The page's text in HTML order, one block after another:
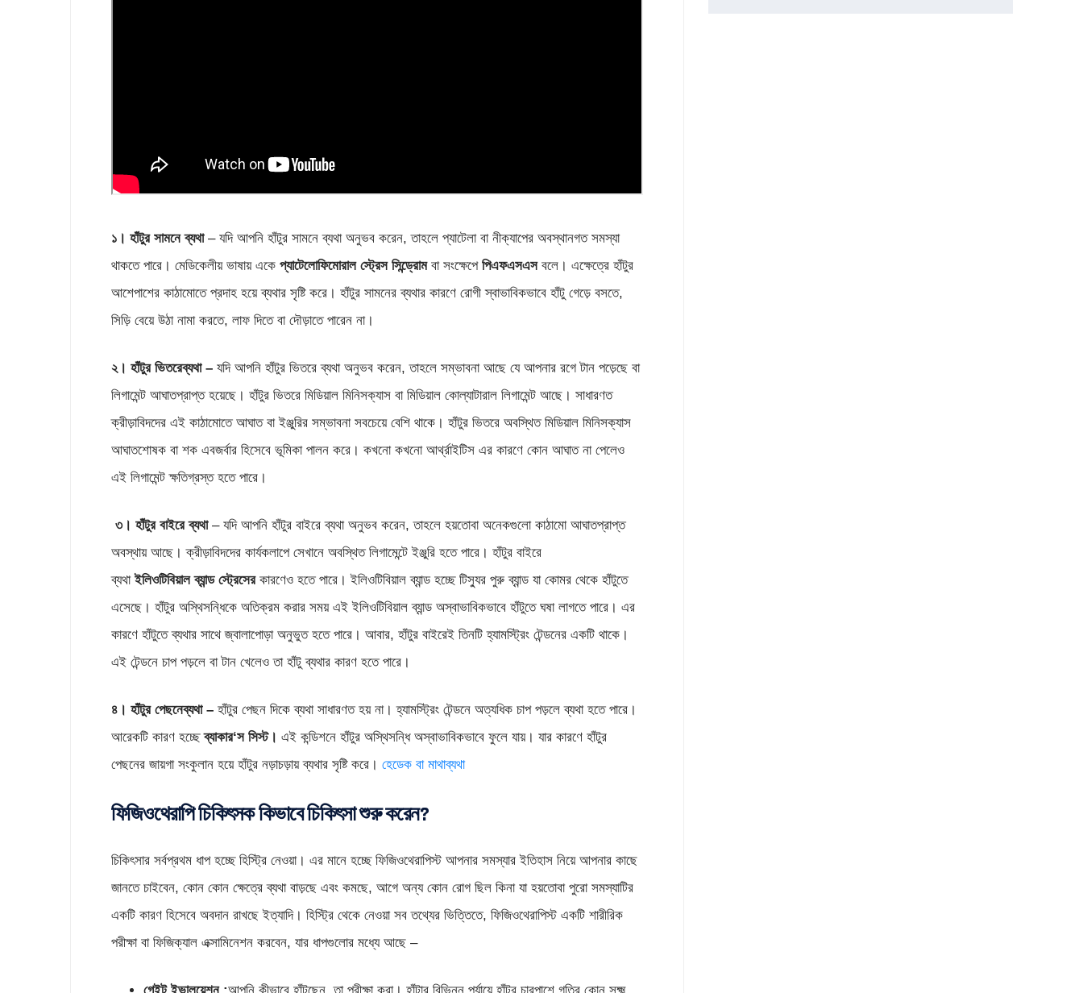
১। হাঁটুর সামনে ব্যথা– যদি আপনি হাঁটুর সামনে ব্যথা অনুভব করেন, তাহলে প্যাটেলা বা নীক্যাপের অবস্থানগত সমস্যা
থাকতে পারে। মেডিকেলীয় ভাষায় একে প্যাটেলোফিমোরাল স্ট্রেস সিন্ড্রোমবা সংক্ষেপে পিএফএসএসবলে। এক্ষেত্রে হাঁটুর
আশেপাশের কাঠামোতে প্রদাহ হয়ে ব্যথার সৃষ্টি করে। হাঁটুর সামনের ব্যথার কারণে রোগী স্বাভাবিকভাবে হাঁটু গেড়ে বসতে,
সিড়ি বেয়ে উঠা নামা করতে, লাফ দিতে বা দৌড়াতে পারেন না।
২। হাঁটুর ভিতরেব্যথা – যদি আপনি হাঁটুর ভিতরে ব্যথা অনুভব করেন, তাহলে সম্ভাবনা আছে যে আপনার রগে টান পড়েছে বা
লিগামেন্ট আঘাতপ্রাপ্ত হয়েছে। হাঁটুর ভিতরে মিডিয়াল মিনিসক্যাস বা মিডিয়াল কোল্যাটারাল লিগামেন্ট আছে। সাধারণত
ক্রীড়াবিদদের এই কাঠামোতে আঘাত বা ইঞ্জুরির সম্ভাবনা সবচেয়ে বেশি থাকে। হাঁটুর ভিতরে অবস্থিত মিডিয়াল মিনিসক্যাস
আঘাতশোষক বা শক এবজর্বার হিসেবে ভূমিকা পালন করে। কখনো কখনো আর্থ্রাইটিস এর কারণে কোন আঘাত না পেলেও
এই লিগামেন্ট ক্ষতিগ্রস্ত হতে পারে।
৩। হাঁটুর বাইরে ব্যথা– যদি আপনি হাঁটুর বাইরে ব্যথা অনুভব করেন, তাহলে হয়তোবা অনেকগুলো কাঠামো আঘাতপ্রাপ্ত
অবস্থায় আছে। ক্রীড়াবিদদের কার্যকলাপে সেখানে অবস্থিত লিগামেন্টে ইঞ্জুরি হতে পারে। হাঁটুর বাইরে
ব্যথাইলিওটিবিয়াল ব্যান্ড স্ট্রেসেরকারণেও হতে পারে। ইলিওটিবিয়াল ব্যান্ড হচ্ছে টিস্যুর পুরু ব্যান্ড যা কোমর থেকে হাঁটুতে
এসেছে। হাঁটুর অস্থিসন্ধিকে অতিক্রম করার সময় এই ইলিওটিবিয়াল ব্যান্ড অস্বাভাবিকভাবে হাঁটুতে ঘষা লাগতে পারে। এর
কারণে হাঁটুতে ব্যথার সাথে জ্বালাপোড়া অনুভুত হতে পারে। আবার, হাঁটুর বাইরেই তিনটি হ্যামস্ট্রিং টেন্ডনের একটি থাকে।
এই টেন্ডনে চাপ পড়লে বা টান খেলেও তা হাঁটু ব্যথার কারণ হতে পারে।
৪। হাঁটুর পেছনেব্যথা – হাঁটুর পেছন দিকে ব্যথা সাধারণত হয় না। হ্যামস্ট্রিং টেন্ডনে অত্যধিক চাপ পড়লে ব্যথা হতে পারে।
আরেকটি কারণ হচ্ছেব্যাকার‘স সিস্ট। এই কন্ডিশনে হাঁটুর অস্থিসন্ধি অস্বাভাবিকভাবে ফুলে যায়। যার কারণে হাঁটুর
পেছনের জায়গা সংকুলান হয়ে হাঁটুর নড়াচড়ায় ব্যথার সৃষ্টি করে। হেডেক বা মাথাব্যথা
ফিজিওথেরাপি চিকিৎসক কিভাবে চিকিৎসা শুরু করেন?
চিকিৎসার সর্বপ্রথম ধাপ হচ্ছে হিস্ট্রি নেওয়া। এর মানে হচ্ছে ফিজিওথেরাপিস্ট আপনার সমস্যার ইতিহাস নিয়ে আপনার কাছে
জানতে চাইবেন, কোন কোন ক্ষেত্রে ব্যথা বাড়ছে এবং কমছে, আগে অন্য কোন রোগ ছিল কিনা যা হয়তোবা পুরো সমস্যাটির
একটি কারণ হিসেবে অবদান রাখছে ইত্যাদি। হিস্ট্রি থেকে নেওয়া সব তথ্যের ভিত্তিতে, ফিজিওথেরাপিস্ট একটি শারীরিক
পরীক্ষা বা ফিজিক্যাল এক্সামিনেশন করবেন, যার ধাপগুলোর মধ্যে আছে –